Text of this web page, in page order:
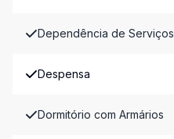
Dependência de Serviços
Despensa
Dormitório com Armários